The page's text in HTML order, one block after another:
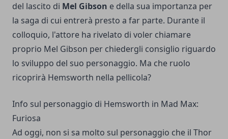
del lascito di Mel Gibson e della sua importanza per
la saga di cui entrerà presto a far parte. Durante il
colloquio, l'attore ha rivelato di voler chiamare
proprio Mel Gibson per chiedergli consiglio riguardo
lo sviluppo del suo personaggio. Ma che ruolo
ricoprirà Hemsworth nella pellicola?
Info sul personaggio di Hemsworth in Mad Max:
Furiosa
Ad oggi, non si sa molto sul personaggio che il Thor